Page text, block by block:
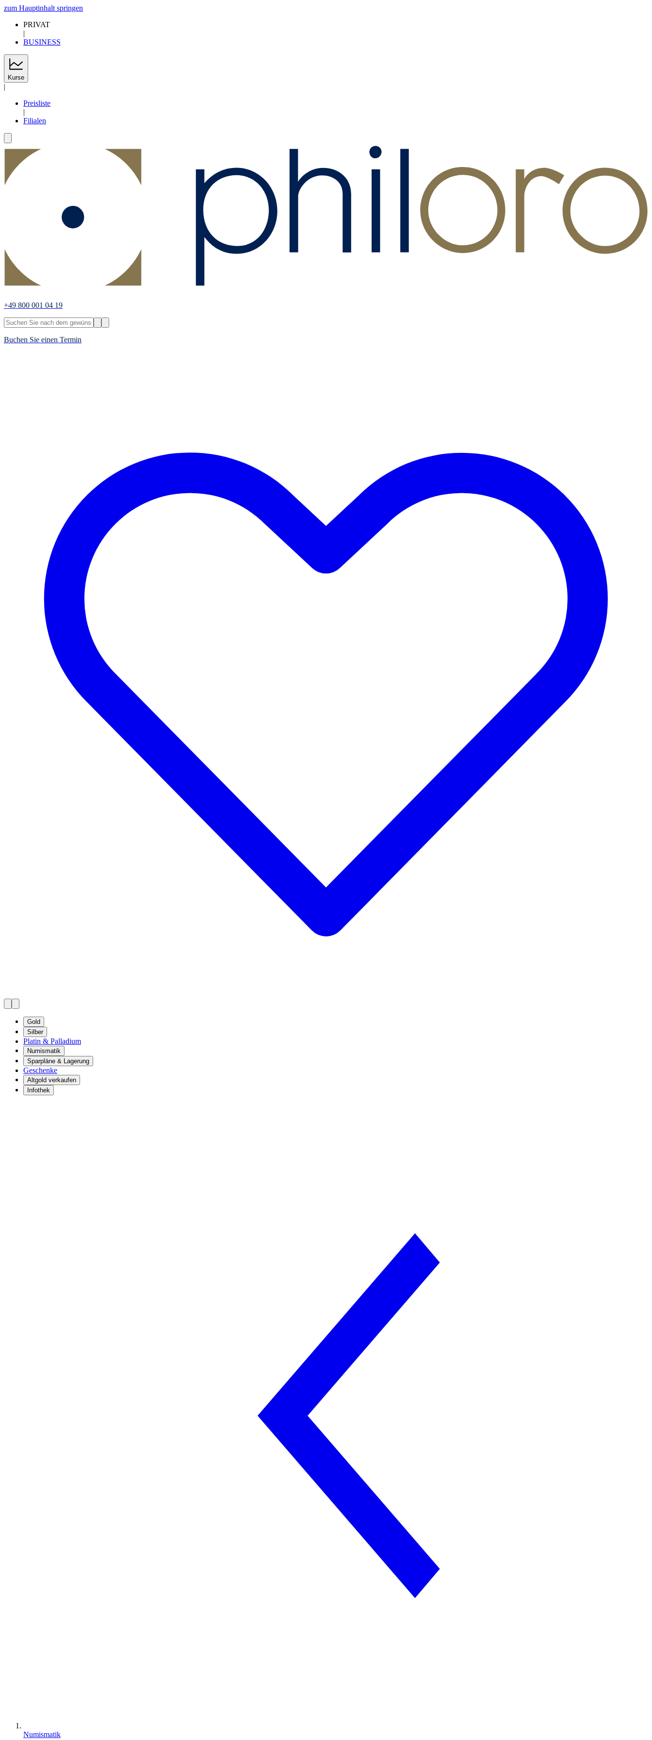
zum Hauptinhalt springen
PRIVAT
|
BUSINESS
Kurse
|
Preisliste
|
Filialen
+49 800 001 04 19
Buchen Sie einen Termin
Gold
Silber
Platin & Palladium
Numismatik
Sparpläne & Lagerung
Geschenke
Altgold verkaufen
Infothek
Numismatik